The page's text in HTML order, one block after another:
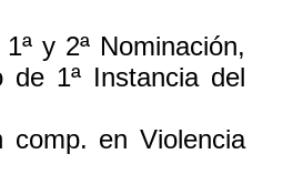
y 2ª Nominación,
de 1ª Instancia del
en Violencia